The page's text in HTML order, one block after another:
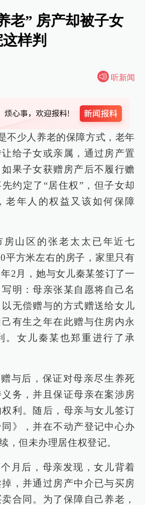
老” 房产却被子女
样判
听新闻
不少人养老的保障方式，老年
给子女或亲属，通过房产置
果子女获赠房产后不履行赡
约定了“居住权”，但子女却
老年人的权益又该如何保障
房山区的张老太太已年近七
平方米左右的房子，家里只有
2月，她与女儿秦某签订了一
明：母亲张某自愿将自己名
无偿赠与的方式赠送给女儿
有生之年在此赠与住房内永
。女儿秦某也郑重进行了承
与后，保证对母亲尽生养死
务，并且保证母亲在案涉房
利。随后，母亲与女儿签订
》，并在不动产登记中心办
，但未办理居住权登记。
月后，母亲发现，女儿背着
，并通过房产中介已与买房
合同。为了保障自己养老，